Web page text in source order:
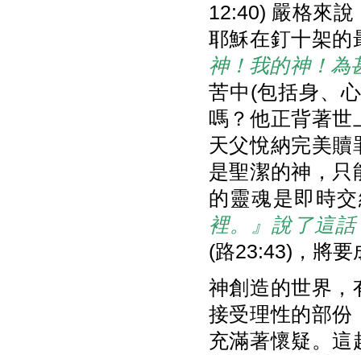
12:40) 嚴格來
耶穌在釘十架的
神！我的神！為
苦中(包括身、
嗎？他正背著世
天父悅納完美
是聖潔的神，只
的靈魂是即時
裡。』說了這
(路23:43)，將
神創造的世界，
接受理性的部份
充滿著懷疑。這